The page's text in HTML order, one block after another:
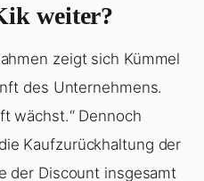
weiter?
zeigt sich Kümmel
des Unternehmens.
wächst.“ Dennoch
Kaufzurückhaltung der
der Discount insgesamt